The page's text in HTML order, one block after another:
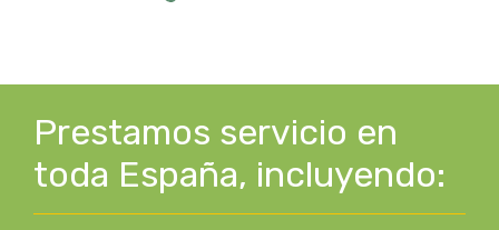
Prestamos servicio en
toda España, incluyendo: